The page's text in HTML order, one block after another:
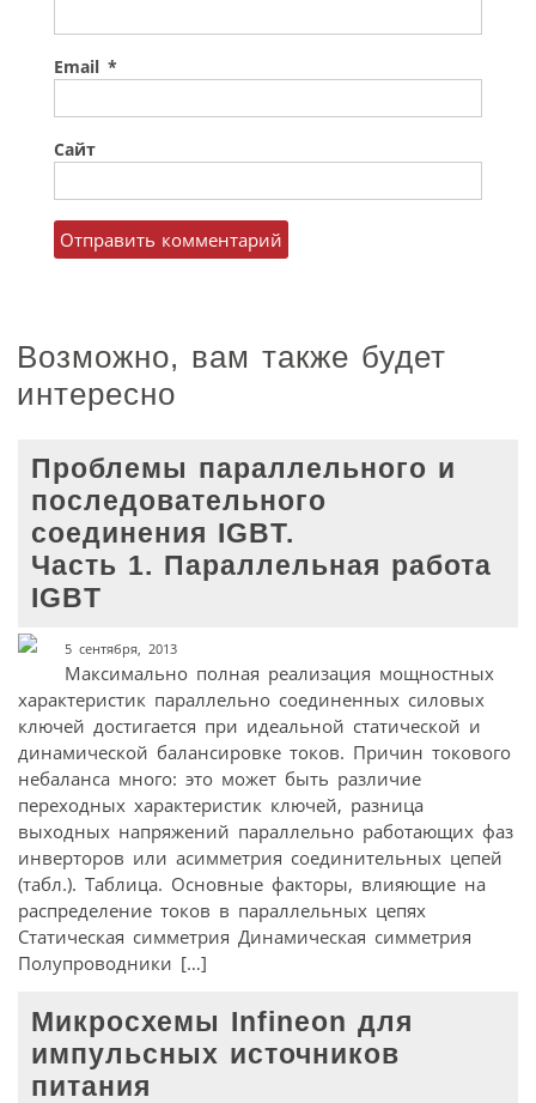
Email *
Сайт
Возможно, вам также будет
интересно
Проблемы параллельного и
последовательного
соединения IGBT.
Часть 1. Параллельная работа
IGBT
5 сентября, 2013
Максимально полная реализация мощностных
характеристик параллельно соединенных силовых
ключей достигается при идеальной статической и
динамической балансировке токов. Причин токового
небаланса много: это может быть различие
переходных характеристик ключей, разница
выходных напряжений параллельно работающих фаз
инверторов или асимметрия соединительных цепей
(табл.). Таблица. Основные факторы, влияющие на
распределение токов в параллельных цепях
Статическая симметрия Динамическая симметрия
Полупроводники […]
Микросхемы Infineon для
импульсных источников
питания